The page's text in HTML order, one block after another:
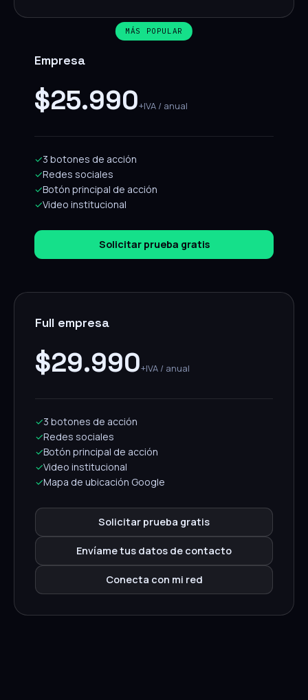
MÁS POPULAR
Empresa
$25.990+IVA / anual
✓3 botones de acción
✓Redes sociales
✓Botón principal de acción
✓Video institucional
Solicitar prueba gratis
Full empresa
$29.990+IVA / anual
✓3 botones de acción
✓Redes sociales
✓Botón principal de acción
✓Video institucional
✓Mapa de ubicación Google
Solicitar prueba gratis
Envíame tus datos de contacto
Conecta con mi red